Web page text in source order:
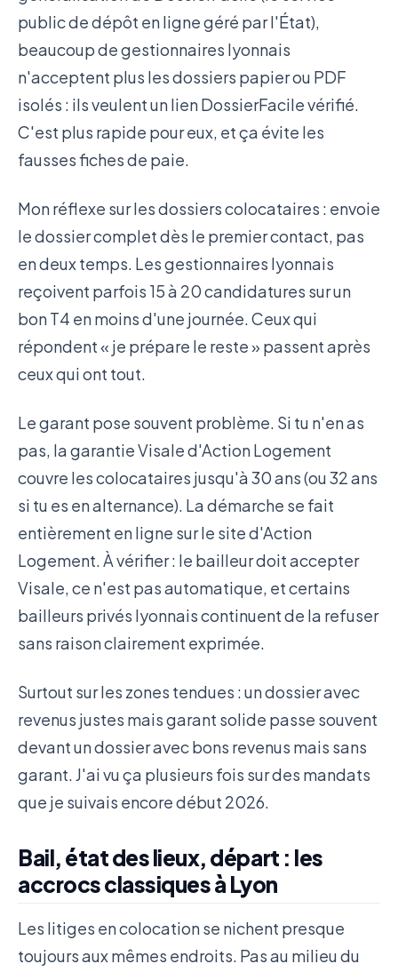
public de dépôt en ligne géré par l'État),
beaucoup de gestionnaires lyonnais
n'acceptent plus les dossiers papier ou PDF
isolés : ils veulent un lien DossierFacile vérifié.
C'est plus rapide pour eux, et ça évite les
fausses fiches de paie.
Mon réflexe sur les dossiers colocataires : envoie
le dossier complet dès le premier contact, pas
en deux temps. Les gestionnaires lyonnais
reçoivent parfois 15 à 20 candidatures sur un
bon T4 en moins d'une journée. Ceux qui
répondent « je prépare le reste » passent après
ceux qui ont tout.
Le garant pose souvent problème. Si tu n'en as
pas, la garantie Visale d'Action Logement
couvre les colocataires jusqu'à 30 ans (ou 32 ans
si tu es en alternance). La démarche se fait
entièrement en ligne sur le site d'Action
Logement. À vérifier : le bailleur doit accepter
Visale, ce n'est pas automatique, et certains
bailleurs privés lyonnais continuent de la refuser
sans raison clairement exprimée.
Surtout sur les zones tendues : un dossier avec
revenus justes mais garant solide passe souvent
devant un dossier avec bons revenus mais sans
garant. J'ai vu ça plusieurs fois sur des mandats
que je suivais encore début 2026.
Bail, état des lieux, départ : les
accrocs classiques à Lyon
Les litiges en colocation se nichent presque
toujours aux mêmes endroits. Pas au milieu du